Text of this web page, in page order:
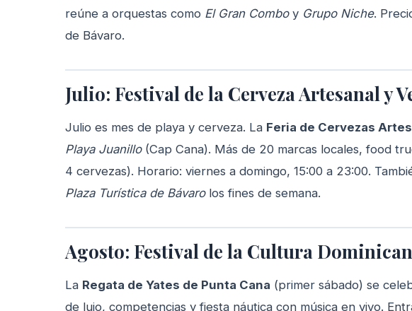
reúne a orquestas como El Gran Comboy Grupo Niche.
de Bávaro.
Julio: Festival de la Cerveza Artesanal y
Julio es mes de playa y cerveza. La Feria de Cervezas
Playa Juanillo(Cap Cana). Más de 20 marcas locales, food
4 cervezas). Horario: viernes a domingo, 15:00 a 23:00.
Plaza Turística de Bávarolos fines de semana.
Agosto: Festival de la Cultura
La Regata de Yates de Punta Cana (primer sábado) se
de lujo, competencias y fiesta náutica con música en vivo.